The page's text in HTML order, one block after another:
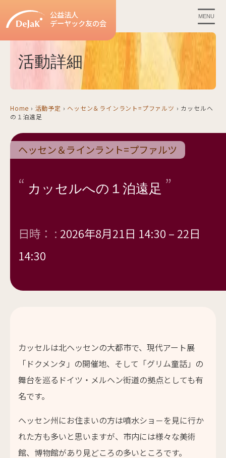
公益法人
デーヤック友の会
MENU
活動詳細
Home › 活動予定 › ヘッセン＆ラインラント=プファルツ › カッセルへ
の１泊遠足
ヘッセン＆ラインラント=プファルツ
カッセルへの１泊遠足
日時： : 2026年8月21日 14:30 – 22日
14:30
カッセルは北ヘッセンの大都市で、現代アート展
「ドクメンタ」の開催地、そして「グリム童話」の
舞台を巡るドイツ・メルヘン街道の拠点としても有
名です。
ヘッセン州にお住まいの方は噴水ショ－を見に行か
れた方も多いと思いますが、市内には様々な美術
館、博物館があり見どころの多いところです。